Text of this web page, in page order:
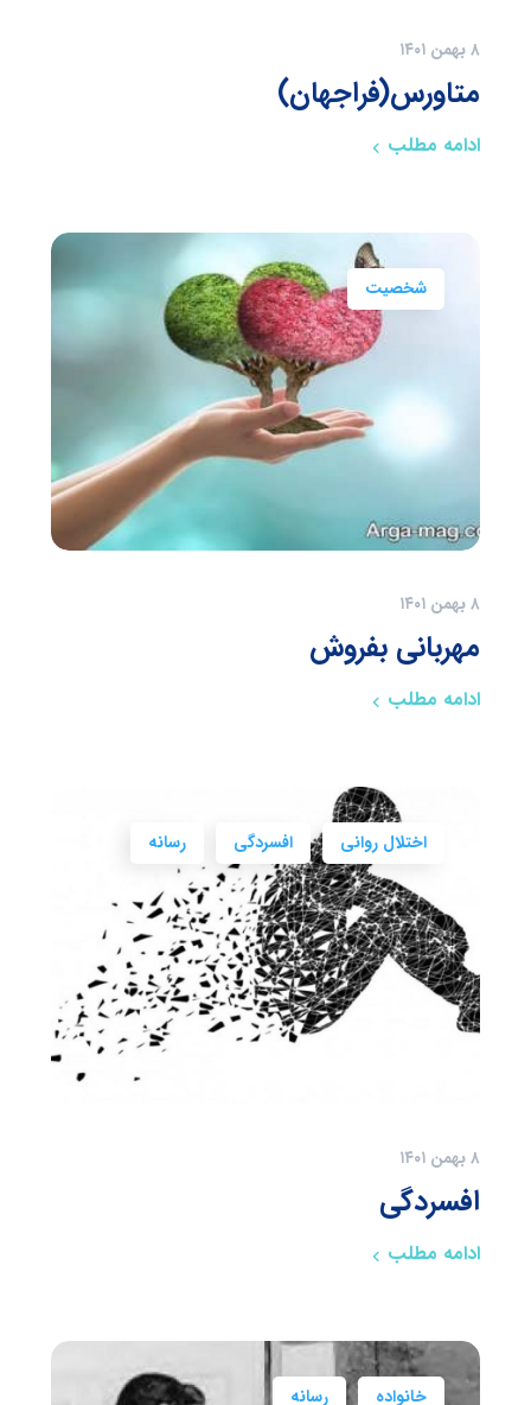
۸ بهمن ۱۴۰۱
متاورس(فراجهان)
ادامه مطلب
شخصیت
۸ بهمن ۱۴۰۱
مهربانی بفروش
ادامه مطلب
اختلال روانی افسردگی رسانه
۸ بهمن ۱۴۰۱
افسردگی
ادامه مطلب
خانواده رسانه